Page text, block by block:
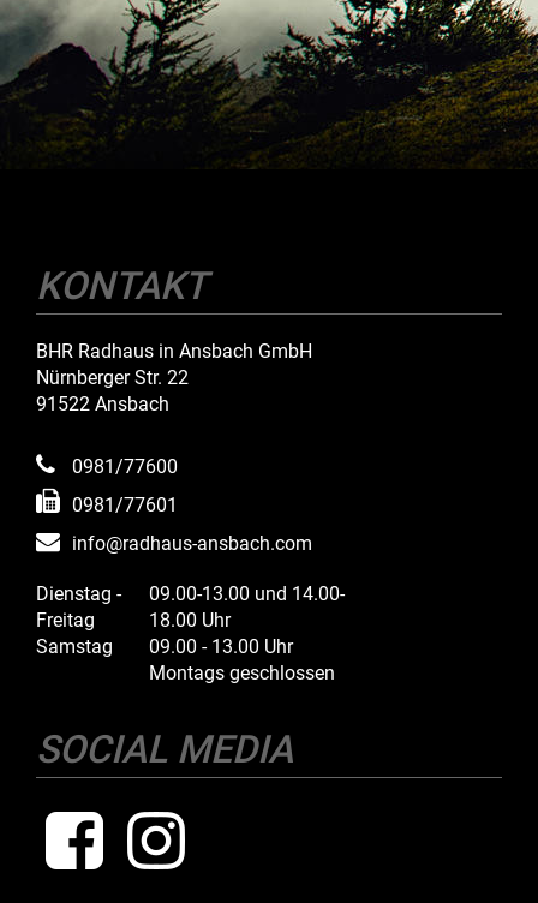
KONTAKT
BHR Radhaus in Ansbach GmbH
Nürnberger Str. 22
91522 Ansbach
0981/77600
0981/77601
info@radhaus-ansbach.com
Dienstag -
Freitag
09.00-13.00 und 14.00-
18.00 Uhr
Samstag
09.00 - 13.00 Uhr
Montags geschlossen
SOCIAL MEDIA